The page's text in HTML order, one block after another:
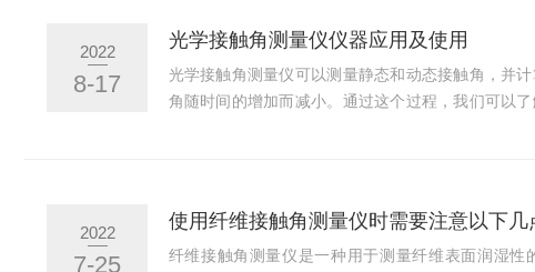
种手机盖板和保护膜的疏水性，来判断手机玻璃盖
学接触角测量仪就可对玻璃盖板的水滴角润湿性进行
2022
8-17
光学接触角测量仪仪器应用及使用
光学接触角测量仪可以测量静态和动态接触角，并
角随时间的增加而减小。通过这个过程，我们可以了
并分析其几何形状来计算接触角。此外，一些现代
级图像处理技术和自动化功能，使得实验过程更加精
2022
7-25
使用纤维接触角测量仪时需要注意以下几
纤维接触角测量仪是一种用于测量纤维表面润湿性